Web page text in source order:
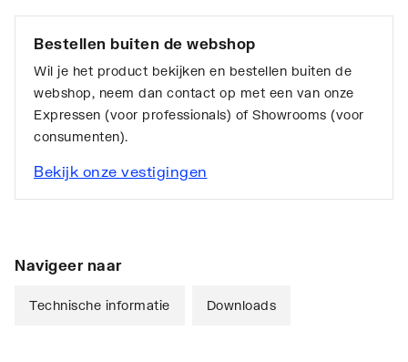
Bestellen buiten de webshop
Wil je het product bekijken en bestellen buiten de
webshop, neem dan contact op met een van onze
Expressen (voor professionals) of Showrooms (voor
consumenten).
Bekijk onze vestigingen
Navigeer naar
Technische informatie Downloads